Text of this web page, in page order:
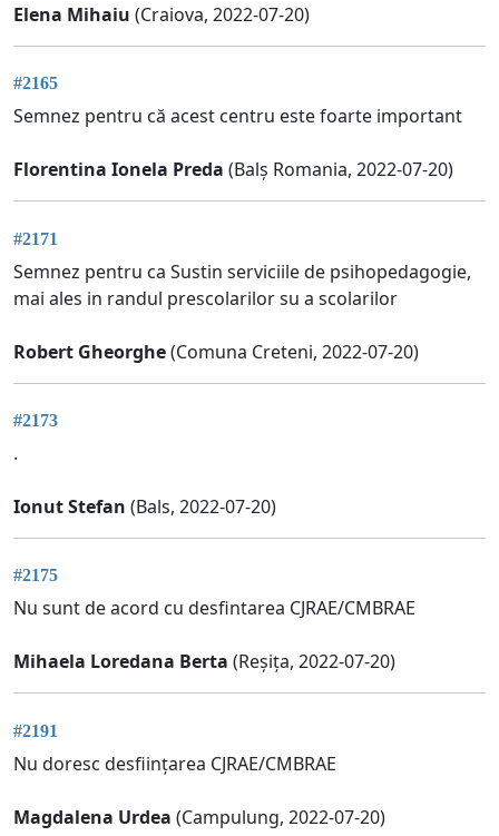
Elena Mihaiu (Craiova, 2022-07-20)
#2165
Semnez pentru că acest centru este foarte important
Florentina Ionela Preda (Balș Romania, 2022-07-20)
#2171
Semnez pentru ca Sustin serviciile de psihopedagogie,
mai ales in randul prescolarilor su a scolarilor
Robert Gheorghe(Comuna Creteni, 2022-07-20)
#2173
.
Ionut Stefan (Bals, 2022-07-20)
#2175
Nu sunt de acord cu desfintarea CJRAE/CMBRAE
Mihaela Loredana Berta (Reșița, 2022-07-20)
#2191
Nu doresc desființarea CJRAE/CMBRAE
Magdalena Urdea (Campulung, 2022-07-20)